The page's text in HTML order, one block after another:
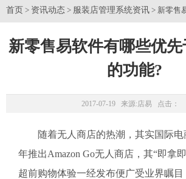
首页 > 资讯动态 > 服装店管理系统资讯 > 新零售
新零售易软件有哪些优
的功能?
2017-07-19 来源:店易 点击：
随着无人商店的热潮，其实国际电
年推出Amazon Go无人商店，其“即拿
超前购物体验一经发布便广受业界瞩目